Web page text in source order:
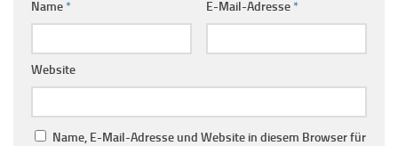
Name* E-Mail-Adresse*
Website
Name, E-Mail-Adresse und Website in diesem Browser für